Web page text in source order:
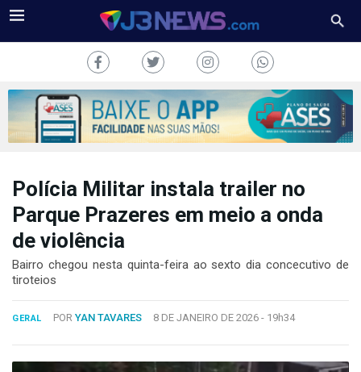
J3NEWS
COLUNAS
2024
Polícia Militar instala trailer no
Parque Prazeres em meio a onda
de violência
Bairro chegou nesta quinta-feira ao sexto dia concecutivo de
tiroteios
GERAL POR YAN TAVARES 8 DE JANEIRO DE 2026 - 19h34